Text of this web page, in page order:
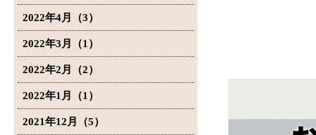
2022年4月（3）
2022年3月（1）
2022年2月（2）
2022年1月（1）
2021年12月（5）